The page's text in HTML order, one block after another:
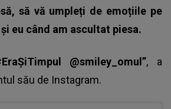
să vă umpleți de emoțiile pe
eu când am ascultat piesa.
@smiley_omul”, a
său de Instagram.